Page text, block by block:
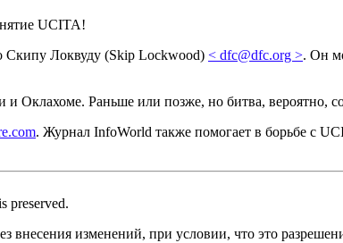
UCITA!
Скипу Локвуду (Skip Lockwood) < dfc@dfc.org >. Он
Оклахоме. Раньше или позже, но битва, вероятно,
. Журнал InfoWorld также помогает в борьбе с
preserved.
изменений, при условии, что это